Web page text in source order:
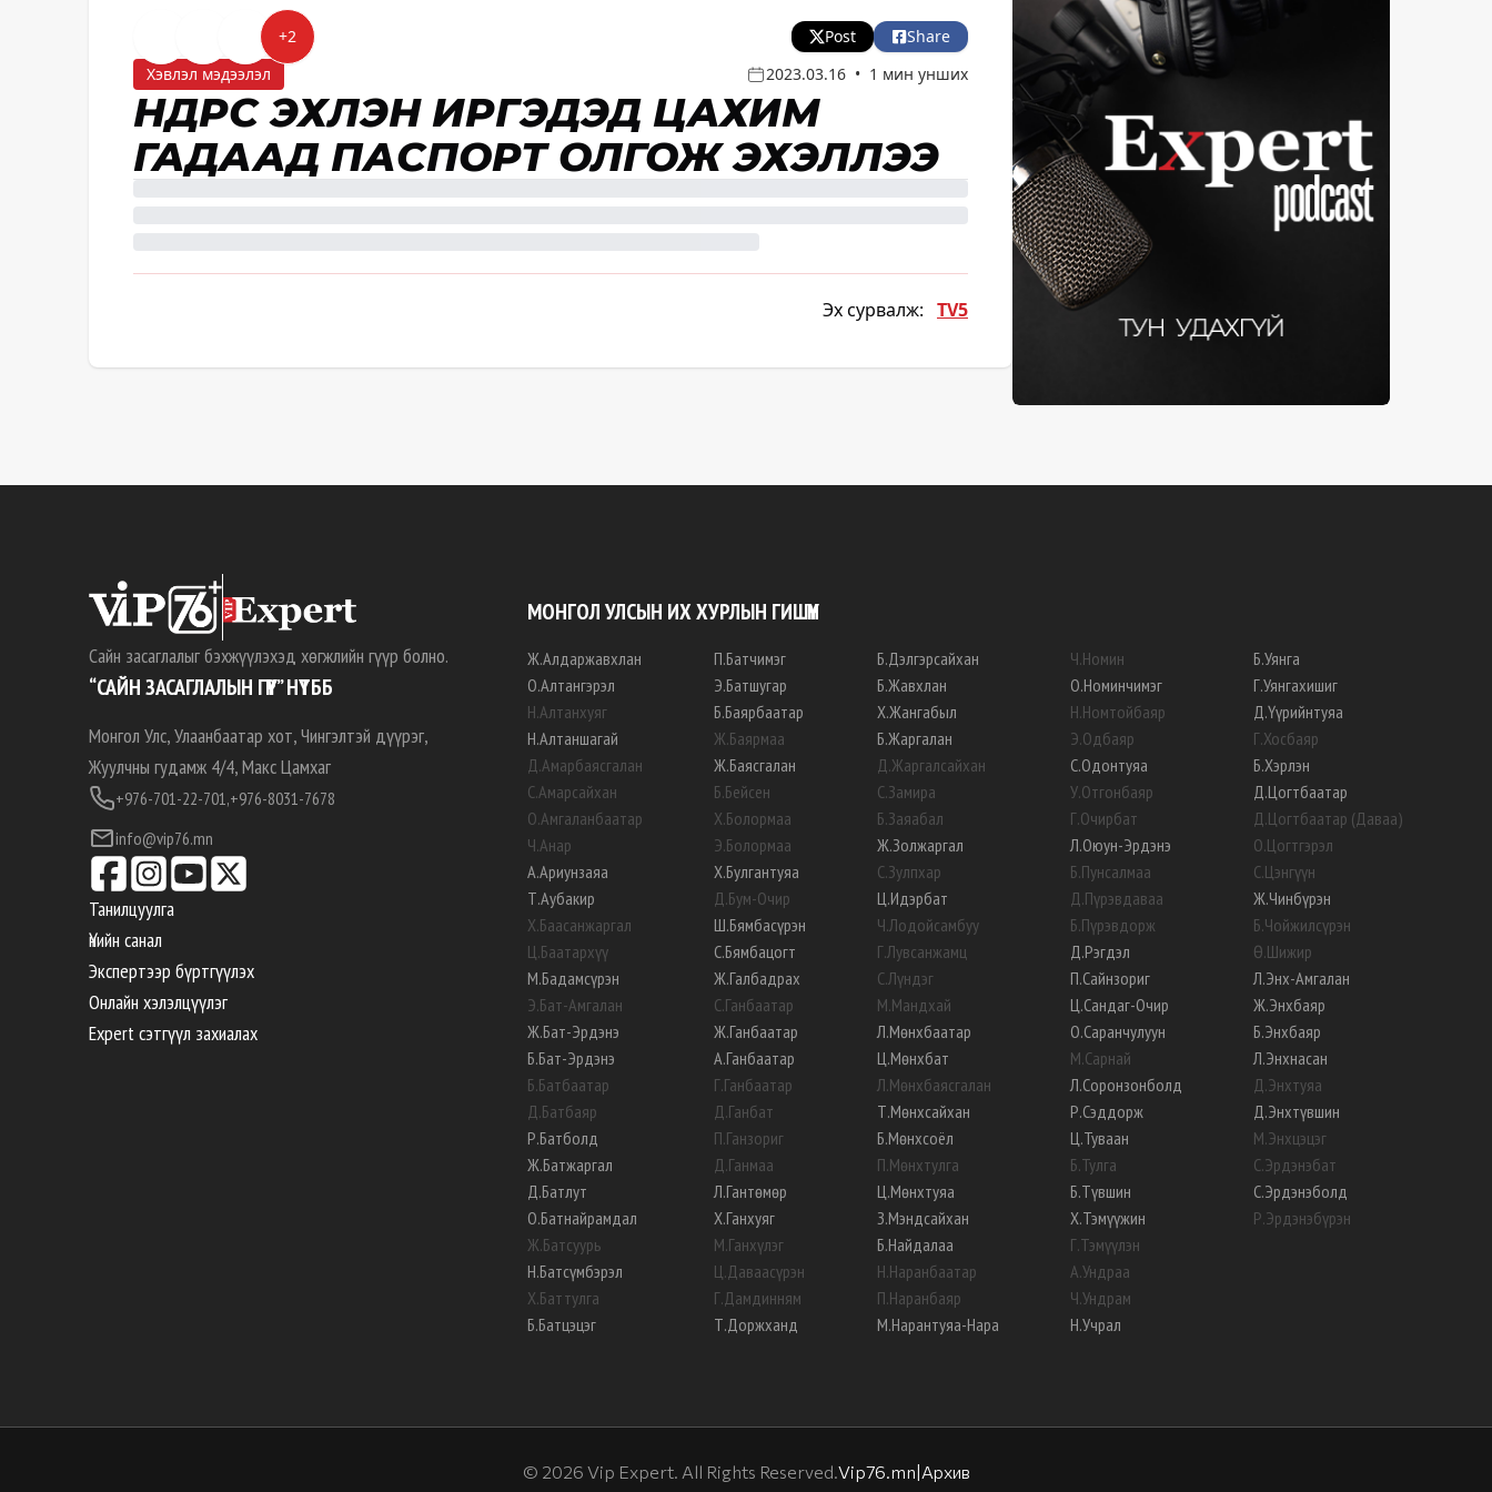
+2 Post
Share
Хэвлэл мэдээлэл
2023.03.16 • 1 мин унших
ӨНӨӨДРӨӨС ЭХЛЭН ИРГЭДЭД ЦАХИМ
ГАДААД ПАСПОРТ ОЛГОЖ ЭХЭЛЛЭЭ
Эх сурвалж: TV5
Сайн засаглалыг бэхжүүлэхэд хөгжлийн гүүр болно.
“САЙН ЗАСАГЛАЛЫН ГҮҮР” НҮТББ
Монгол Улс, Улаанбаатар хот, Чингэлтэй дүүрэг,
Жуулчны гудамж 4/4, Макс Цамхаг
+976-701-22-701,+976-8031-7678
info@vip76.mn
Танилцуулга
Үнийн санал
Экспертээр бүртгүүлэх
Онлайн хэлэлцүүлэг
Expert сэтгүүл захиалах
МОНГОЛ УЛСЫН ИХ ХУРЛЫН ГИШҮҮН
Ж.Алдаржавхлан
О.Алтангэрэл
Н.Алтанхуяг
Н.Алтаншагай
Д.Амарбаясгалан
С.Амарсайхан
О.Амгаланбаатар
Ч.Анар
А.Ариунзаяа
Т.Аубакир
Х.Баасанжаргал
Ц.Баатархүү
М.Бадамсүрэн
Э.Бат-Амгалан
Ж.Бат-Эрдэнэ
Б.Бат-Эрдэнэ
Б.Батбаатар
Д.Батбаяр
Р.Батболд
Ж.Батжаргал
Д.Батлут
О.Батнайрамдал
Ж.Батсуурь
Н.Батсүмбэрэл
Х.Баттулга
Б.Батцэцэг
П.Батчимэг
Э.Батшугар
Б.Баярбаатар
Ж.Баярмаа
Ж.Баясгалан
Б.Бейсен
Х.Болормаа
Э.Болормаа
Х.Булгантуяа
Д.Бум-Очир
Ш.Бямбасүрэн
С.Бямбацогт
Ж.Галбадрах
С.Ганбаатар
Ж.Ганбаатар
А.Ганбаатар
Г.Ганбаатар
Д.Ганбат
П.Ганзориг
Д.Ганмаа
Л.Гантөмөр
Х.Ганхуяг
М.Ганхүлэг
Ц.Даваасүрэн
Г.Дамдинням
Т.Доржханд
Б.Дэлгэрсайхан
Б.Жавхлан
Х.Жангабыл
Б.Жаргалан
Д.Жаргалсайхан
С.Замира
Б.Заяабал
Ж.Золжаргал
С.Зулпхар
Ц.Идэрбат
Ч.Лодойсамбуу
Г.Лувсанжамц
С.Лүндэг
М.Мандхай
Л.Мөнхбаатар
Ц.Мөнхбат
Л.Мөнхбаясгалан
Т.Мөнхсайхан
Б.Мөнхсоёл
П.Мөнхтулга
Ц.Мөнхтуяа
З.Мэндсайхан
Б.Найдалаа
Н.Наранбаатар
П.Наранбаяр
М.Нарантуяа-Нара
Ч.Номин
О.Номинчимэг
Н.Номтойбаяр
Э.Одбаяр
С.Одонтуяа
У.Отгонбаяр
Г.Очирбат
Л.Оюун-Эрдэнэ
Б.Пунсалмаа
Д.Пүрэвдаваа
Б.Пүрэвдорж
Д.Рэгдэл
П.Сайнзориг
Ц.Сандаг-Очир
О.Саранчулуун
М.Сарнай
Л.Соронзонболд
Р.Сэддорж
Ц.Туваан
Б.Тулга
Б.Түвшин
Х.Тэмүүжин
Г.Тэмүүлэн
А.Ундраа
Ч.Ундрам
Н.Учрал
Б.Уянга
Г.Уянгахишиг
Д.Үүрийнтуяа
Г.Хосбаяр
Б.Хэрлэн
Д.Цогтбаатар
Д.Цогтбаатар (Даваа)
О.Цогтгэрэл
С.Цэнгүүн
Ж.Чинбүрэн
Б.Чойжилсүрэн
Ө.Шижир
Л.Энх-Амгалан
Ж.Энхбаяр
Б.Энхбаяр
Л.Энхнасан
Д.Энхтуяа
Д.Энхтүвшин
М.Энхцэцэг
С.Эрдэнэбат
С.Эрдэнэболд
Р.Эрдэнэбүрэн
© 2026 Vip Expert. All Rights Reserved.Vip76.mn Архив